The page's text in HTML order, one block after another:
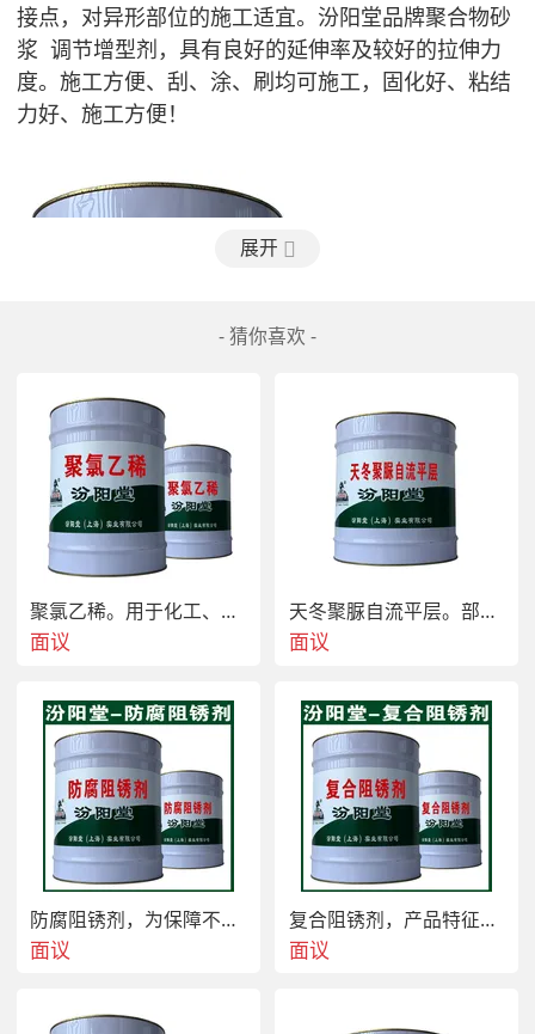
接点，对异形部位的施工适宜。汾阳堂品牌聚合物砂
浆  调节增型剂，具有良好的延伸率及较好的拉伸力
度。施工方便、刮、涂、刷均可施工，固化好、粘结
力好、施工方便！
节增型剂产品，客户为上的经营理念。打造完整的产
展开
- 猜你喜欢 -
聚氯乙稀。用于化工、管道、混凝土表面。聚氯乙稀
面议
天冬聚脲自流平层。部分应注意，先预涂一道。
面议
防腐阻锈剂，为保障不断研发生产出产品。防腐阻锈剂
面议
复合阻锈剂，产品特征，低收缩之特点。复合阻锈剂
面议